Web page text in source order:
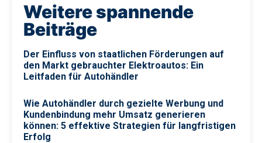
Weitere spannende
Beiträge
Der Einfluss von staatlichen Förderungen auf
den Markt gebrauchter Elektroautos: Ein
Leitfaden für Autohändler
Wie Autohändler durch gezielte Werbung und
Kundenbindung mehr Umsatz generieren
können: 5 effektive Strategien für langfristigen
Erfolg